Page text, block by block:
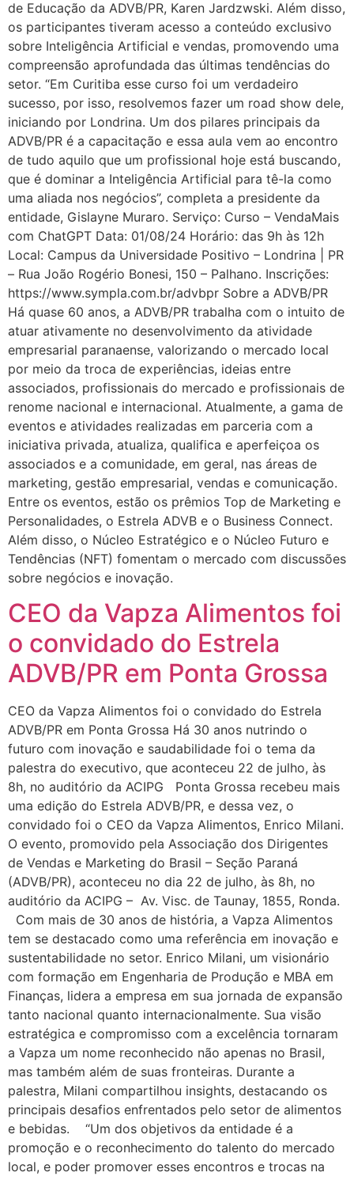
de Educação da ADVB/PR, Karen Jardzwski. Além disso,
os participantes tiveram acesso a conteúdo exclusivo
sobre Inteligência Artificial e vendas, promovendo uma
compreensão aprofundada das últimas tendências do
setor. “Em Curitiba esse curso foi um verdadeiro
sucesso, por isso, resolvemos fazer um road show dele,
iniciando por Londrina. Um dos pilares principais da
ADVB/PR é a capacitação e essa aula vem ao encontro
de tudo aquilo que um profissional hoje está buscando,
que é dominar a Inteligência Artificial para tê-la como
uma aliada nos negócios”, completa a presidente da
entidade, Gislayne Muraro. Serviço: Curso – VendaMais
com ChatGPT Data: 01/08/24 Horário: das 9h às 12h
Local: Campus da Universidade Positivo – Londrina | PR
– Rua João Rogério Bonesi, 150 – Palhano. Inscrições:
https://www.sympla.com.br/advbpr Sobre a ADVB/PR
Há quase 60 anos, a ADVB/PR trabalha com o intuito de
atuar ativamente no desenvolvimento da atividade
empresarial paranaense, valorizando o mercado local
por meio da troca de experiências, ideias entre
associados, profissionais do mercado e profissionais de
renome nacional e internacional. Atualmente, a gama de
eventos e atividades realizadas em parceria com a
iniciativa privada, atualiza, qualifica e aperfeiçoa os
associados e a comunidade, em geral, nas áreas de
marketing, gestão empresarial, vendas e comunicação.
Entre os eventos, estão os prêmios Top de Marketing e
Personalidades, o Estrela ADVB e o Business Connect.
Além disso, o Núcleo Estratégico e o Núcleo Futuro e
Tendências (NFT) fomentam o mercado com discussões
sobre negócios e inovação.
CEO da Vapza Alimentos foi
o convidado do Estrela
ADVB/PR em Ponta Grossa
CEO da Vapza Alimentos foi o convidado do Estrela
ADVB/PR em Ponta Grossa Há 30 anos nutrindo o
futuro com inovação e saudabilidade foi o tema da
palestra do executivo, que aconteceu 22 de julho, às
8h, no auditório da ACIPG Ponta Grossa recebeu mais
uma edição do Estrela ADVB/PR, e dessa vez, o
convidado foi o CEO da Vapza Alimentos, Enrico Milani.
O evento, promovido pela Associação dos Dirigentes
de Vendas e Marketing do Brasil – Seção Paraná
(ADVB/PR), aconteceu no dia 22 de julho, às 8h, no
auditório da ACIPG – Av. Visc. de Taunay, 1855, Ronda.
Com mais de 30 anos de história, a Vapza Alimentos
tem se destacado como uma referência em inovação e
sustentabilidade no setor. Enrico Milani, um visionário
com formação em Engenharia de Produção e MBA em
Finanças, lidera a empresa em sua jornada de expansão
tanto nacional quanto internacionalmente. Sua visão
estratégica e compromisso com a excelência tornaram
a Vapza um nome reconhecido não apenas no Brasil,
mas também além de suas fronteiras. Durante a
palestra, Milani compartilhou insights, destacando os
principais desafios enfrentados pelo setor de alimentos
e bebidas. “Um dos objetivos da entidade é a
promoção e o reconhecimento do talento do mercado
local, e poder promover esses encontros e trocas na